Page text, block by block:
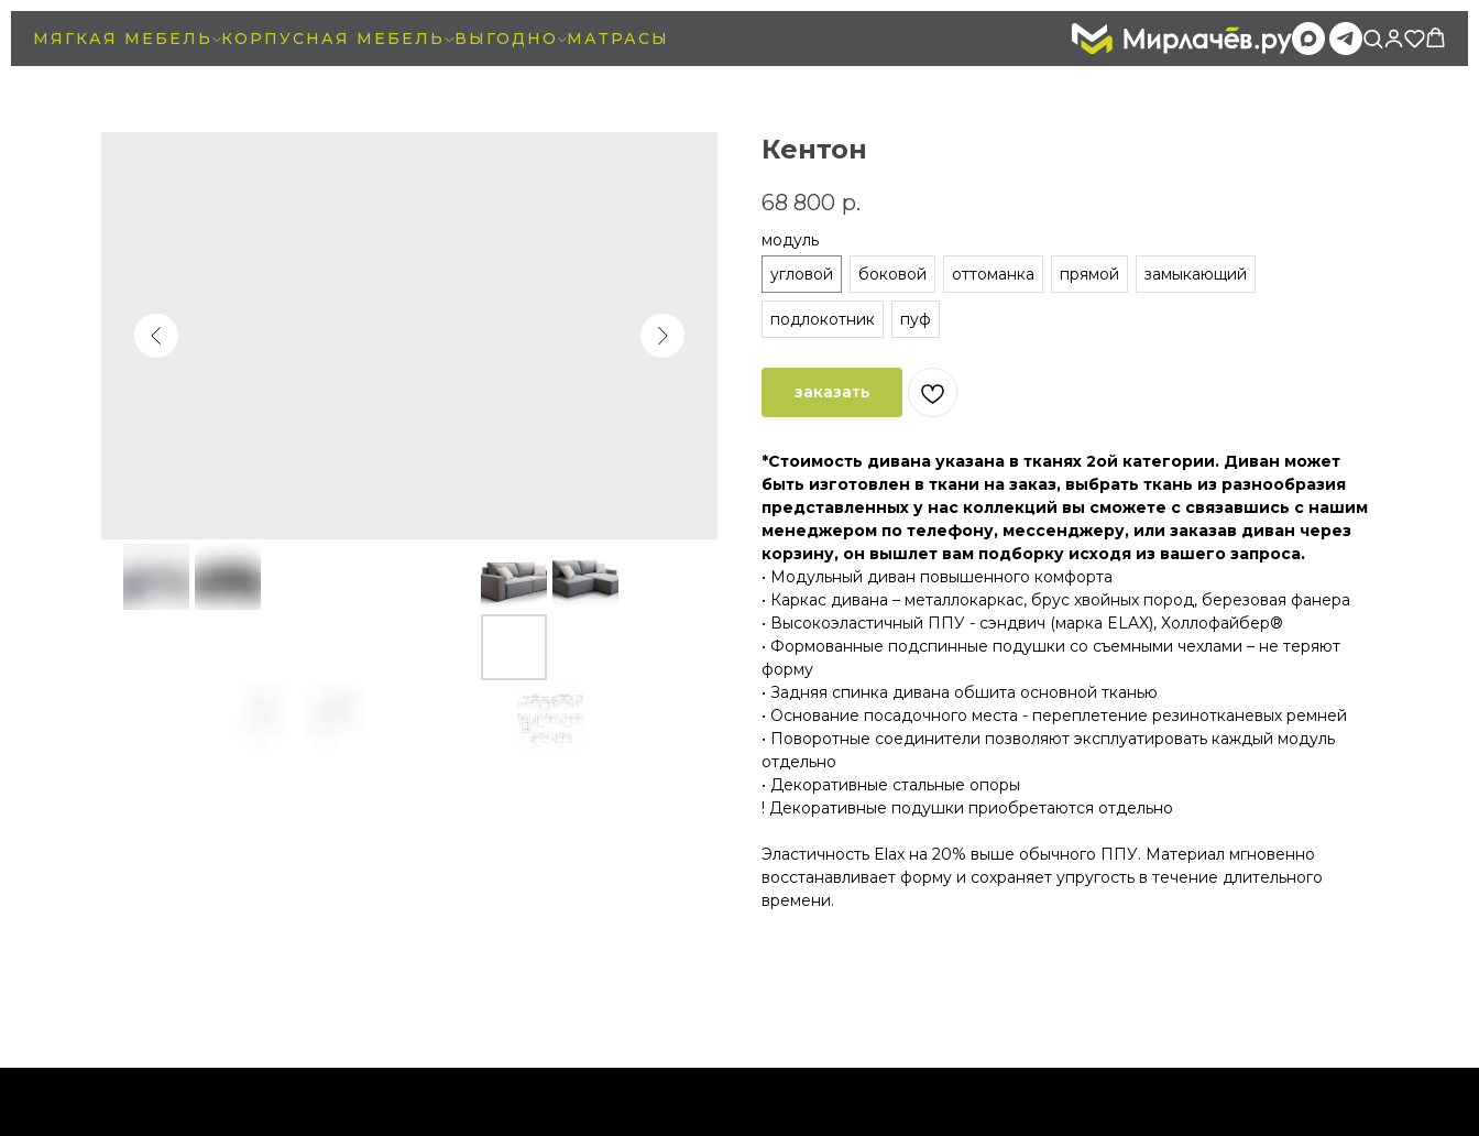
МЯГКАЯ МЕБЕЛЬ КОРПУСНАЯ МЕБЕЛЬ ВЫГОДНО МАТРАСЫ
Кентон
68 800 р.
модуль
угловой
боковой оттоманка прямой замыкающий
подлокотник пуф
заказать
*Стоимость дивана указана в тканях 2ой категории. Диван может
быть изготовлен в ткани на заказ, выбрать ткань из разнообразия
представленных у нас коллекций вы сможете с связавшись с нашим
менеджером по телефону, мессенджеру, или заказав диван через
корзину, он вышлет вам подборку исходя из вашего запроса.
• Модульный диван повышенного комфорта
• Каркас дивана – металлокаркас, брус хвойных пород, березовая фанера
• Высокоэластичный ППУ - сэндвич (марка ELAX), Холлофайбер®
• Формованные подспинные подушки со съемными чехлами – не теряют
форму
• Задняя спинка дивана обшита основной тканью
• Основание посадочного места - переплетение резинотканевых ремней
• Поворотные соединители позволяют эксплуатировать каждый модуль
отдельно
• Декоративные стальные опоры
! Декоративные подушки приобретаются отдельно
Эластичность Elax на 20% выше обычного ППУ. Материал мгновенно
восстанавливает форму и сохраняет упругость в течение длительного
времени.